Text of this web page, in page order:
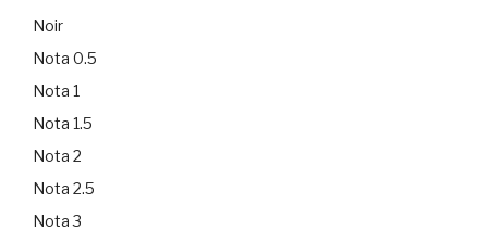
Noir
Nota 0.5
Nota 1
Nota 1.5
Nota 2
Nota 2.5
Nota 3